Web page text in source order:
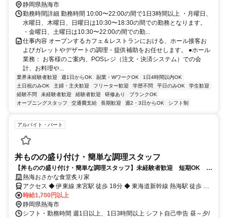
静岡県熱海市
勤務時間詳細 勤務時間 10:00〜22:00の間で1日3時間以上 ・月曜日、
水曜日、木曜日、日曜日は10:30〜18:30の間での勤務となります。
・金曜日、土曜日は10:30〜22:00の間での勤...
仕事内容 オープンするカフェ＆レストランにおける、ホール接客お
よびガレットやデザートの調理・提供補助をお任せします。 ●ホール
業務： お客様のご案内、POSレジ（注文・決済システム）での会
計、お料理や...
業界未経験者歓迎 週1日からOK 副業・WワークOK
1日4時間以内OK
土日祝のみOK
主婦・主夫歓迎 フリーター歓迎 学歴不問 平日のみOK
学生歓迎
経験不問
未経験者歓迎 経験者歓迎 研修あり
ブランクOK
オープニングスタッフ
交通費支給 長期歓迎 週2・3日からOK シフト制
アルバイト・パート
丼ものの盛り付け・簡単な調理スタッフ
【丼ものの盛り付け・簡単な調理スタッフ】未経験者歓迎 短期OK ま
かない無料 元気のある方大歓迎！
熱海おさかな食堂炙り家
アクセス ◆ 伊東線 来宮駅 徒歩 18分 ◆ 東海道新幹線 熱海駅 徒歩 18
分 ◆ 東海道本線(熱海－米原) 熱海駅 徒歩 18分 ◆ 東海道本線(東京－
熱海) 熱海駅 徒歩 18分 ◆ 伊東線 熱海駅 徒歩 18分
時給1,700円以上
静岡県熱海市
シフト・勤務時間 週1日以上、1日3時間以上 シフト自己申告 昼～夕/